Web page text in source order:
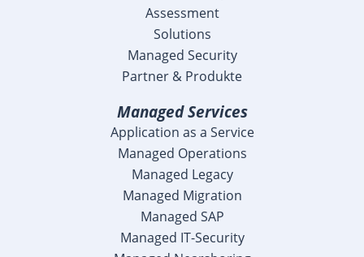
Assessment
Solutions
Managed Security
Partner & Produkte
Managed Services
Application as a Service
Managed Operations
Managed Legacy
Managed Migration
Managed SAP
Managed IT-Security